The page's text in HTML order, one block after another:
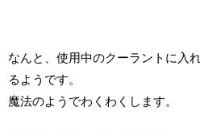
なんと、使用中のクーラントに入
るようです。
魔法のようでわくわくします。